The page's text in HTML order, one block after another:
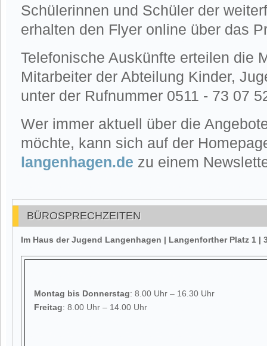
Schülerinnen und Schüler der
erhalten den Flyer online über das
Telefonische Auskünfte erteilen die
Mitarbeiter der Abteilung Kinder,
unter der Rufnummer 0511 - 73 07
Wer immer aktuell über die
möchte, kann sich auf der
langenhagen.de zu einem
BÜROSPRECHZEITEN
Im Haus der Jugend Langenhagen | Langenforther Platz 1 |
Montag bis Donnerstag: 8.00 Uhr – 16.30 Uhr
Freitag: 8.00 Uhr – 14.00 Uhr